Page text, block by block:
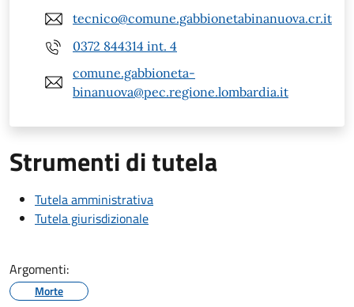
tecnico@comune.gabbionetabinanuova.cr.it
0372 844314 int. 4
comune.gabbioneta-
binanuova@pec.regione.lombardia.it
Strumenti di tutela
Tutela amministrativa
Tutela giurisdizionale
Argomenti:
Morte